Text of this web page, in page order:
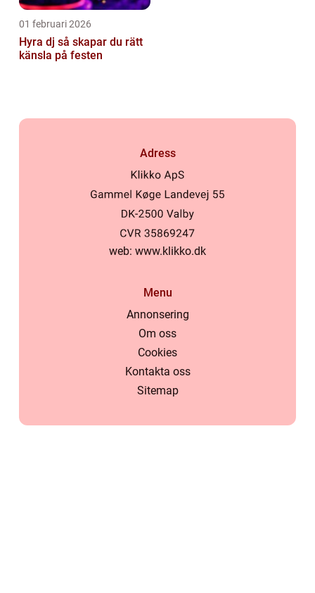
01 februari 2026
Hyra dj så skapar du rätt
känsla på festen
Adress
web: www.klikko.dk
Menu
Annonsering
Om oss
Cookies
Kontakta oss
Sitemap